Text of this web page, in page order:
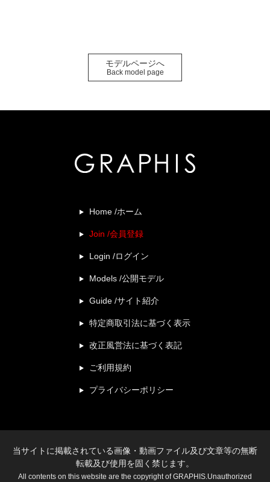
モデルページへ
Back model page
Home /ホーム
Join /会員登録
Login /ログイン
Models /公開モデル
Guide /サイト紹介
特定商取引法に基づく表示
改正風営法に基づく表記
ご利用規約
プライバシーポリシー
当サイトに掲載されている画像・動画ファイル及び文章等の無断
転載及び使用を固く禁じます。
All contents on this website are the copyright of GRAPHIS.Unauthorized